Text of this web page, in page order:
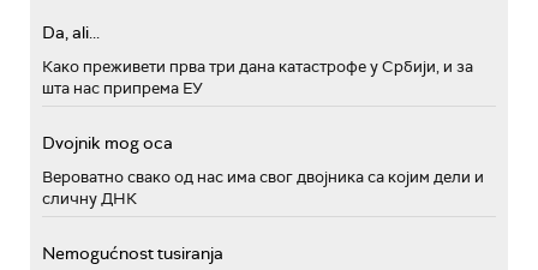
Da, ali...
Како преживети прва три дана катастрофе у Србији, и за
шта нас припрема ЕУ
Dvojnik mog oca
Вероватно свако од нас има свог двојника са којим дели и
сличну ДНК
Nemogućnost tusiranja